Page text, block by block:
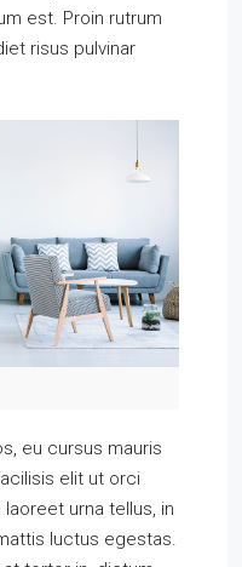
est. Proin rutrum
risus pulvinar
eu cursus mauris
elit ut orci
urna tellus, in
luctus egestas.